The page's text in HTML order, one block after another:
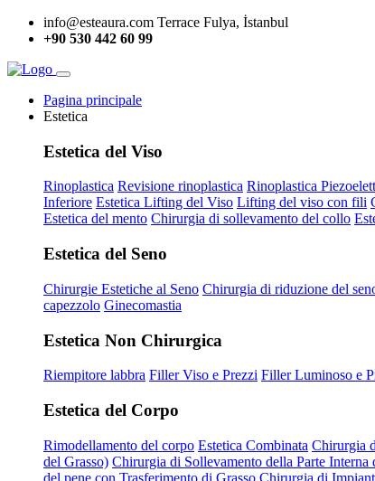
info@esteaura.com Terrace Fulya, İstanbul
+90 530 442 60 99
Pagina principale
Estetica
Estetica del Viso
Rinoplastica Revisione rinoplastica Rinoplastica
Inferiore Estetica Lifting del Viso Lifting del viso con fili
Estetica del mento Chirurgia di sollevamento del collo
Estetica del Seno
Chirurgie Estetiche al Seno Chirurgia di riduzione del
capezzolo Ginecomastia
Estetica Non Chirurgica
Riempitore labbra Filler Viso e Prezzi Filler Luminoso e
Estetica del Corpo
Rimodellamento del corpo Estetica Combinata Chirurgia
del Grasso) Chirurgia di Sollevamento della Parte Interna
del pene con Trasferimento di Grasso Chirurgia di